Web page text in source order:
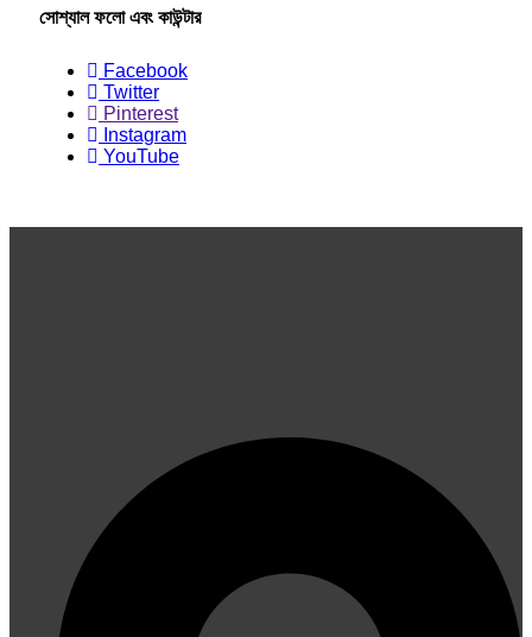
সোশ্যাল ফলো এবং কাউন্টার
Facebook
Twitter
Pinterest
Instagram
YouTube